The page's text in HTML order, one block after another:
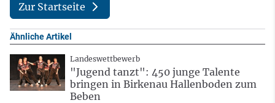
Zur Startseite
Ähnliche Artikel
Landeswettbewerb
"Jugend tanzt": 450 junge Talente
bringen in Birkenau Hallenboden zum
Beben